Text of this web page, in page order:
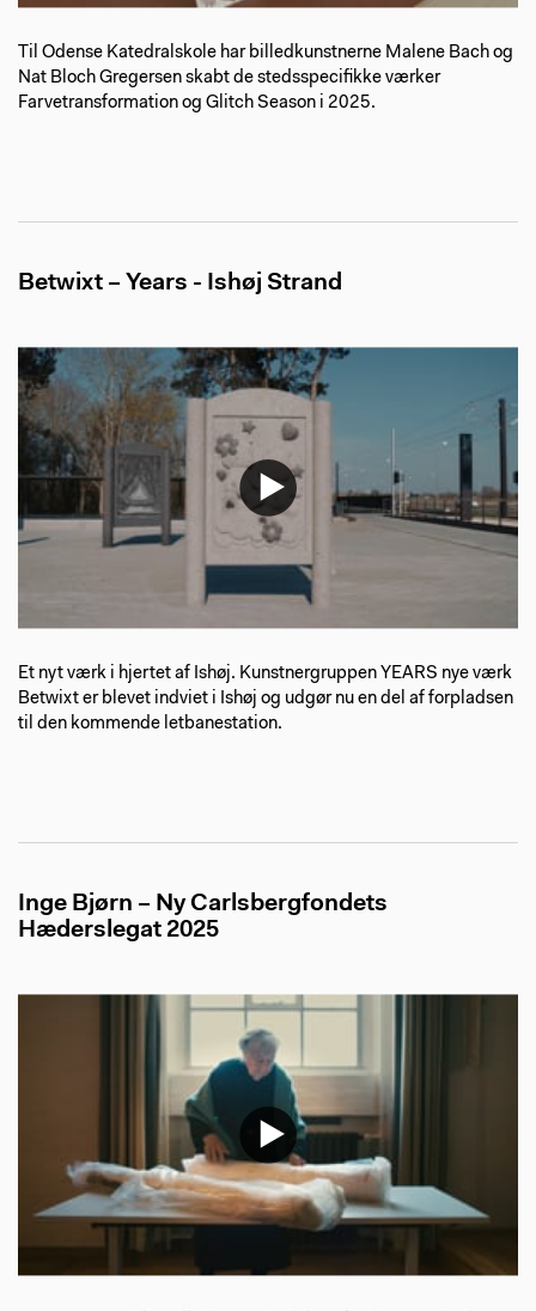
Til Odense Katedralskole har billedkunstnerne Malene Bach og
Nat Bloch Gregersen skabt de stedsspecifikke værker
Farvetransformation og Glitch Season i 2025.
Betwixt – Years - Ishøj Strand
Et nyt værk i hjertet af Ishøj. Kunstnergruppen YEARS nye værk
Betwixt er blevet indviet i Ishøj og udgør nu en del af forpladsen
til den kommende letbanestation. ⁠
Inge Bjørn – Ny Carlsbergfondets
Hæderslegat 2025